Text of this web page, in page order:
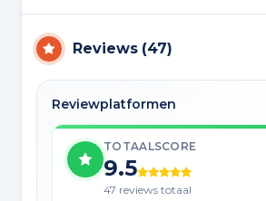
Reviews (47)
Reviewplatformen
TOTAALSCORE
9.5
47 reviews totaal